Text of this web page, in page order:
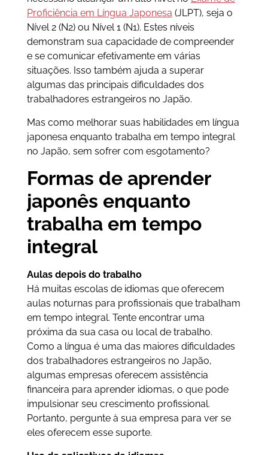
Proficiência em Língua Japonesa (JLPT), seja o
Nível 2 (N2) ou Nível 1 (N1). Estes níveis
demonstram sua capacidade de compreender
e se comunicar efetivamente em várias
situações. Isso também ajuda a superar
algumas das principais dificuldades dos
trabalhadores estrangeiros no Japão.
Mas como melhorar suas habilidades em língua
japonesa enquanto trabalha em tempo integral
no Japão, sem sofrer com esgotamento?
Formas de aprender
japonês enquanto
trabalha em tempo
integral
Aulas depois do trabalho
Há muitas escolas de idiomas que oferecem
aulas noturnas para profissionais que trabalham
em tempo integral. Tente encontrar uma
próxima da sua casa ou local de trabalho.
Como a língua é uma das maiores dificuldades
dos trabalhadores estrangeiros no Japão,
algumas empresas oferecem assistência
financeira para aprender idiomas, o que pode
impulsionar seu crescimento profissional.
Portanto, pergunte à sua empresa para ver se
eles oferecem esse suporte.